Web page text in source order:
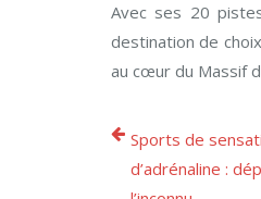
Avec ses 20
destination de
au cœur du Massif
Sports de
d’adrénaline :